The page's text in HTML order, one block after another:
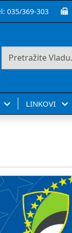
035/369-303
LINKOVI